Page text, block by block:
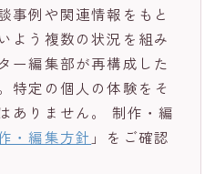
事例や関連情報をもと
よう複数の状況を組み
ー編集部が再構成した
特定の個人の体験をそ
ありません。 制作・編
・編集方針 」をご確認